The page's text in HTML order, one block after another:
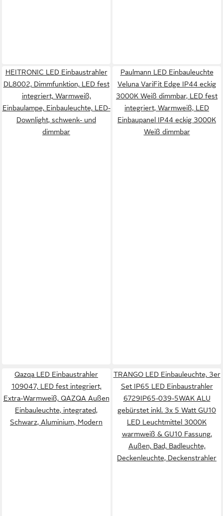
HEITRONIC LED Einbaustrahler
DL8002, Dimmfunktion, LED fest
integriert, Warmweiß,
Einbaulampe, Einbauleuchte, LED-
Downlight, schwenk- und
dimmbar
Paulmann LED Einbauleuchte
Veluna VariFit Edge IP44 eckig
3000K Weiß dimmbar, LED fest
integriert, Warmweiß, LED
Einbaupanel IP44 eckig 3000K
Weiß dimmbar
Qazqa LED Einbaustrahler
109047, LED fest integriert,
Extra-Warmweiß, QAZQA Außen
Einbau­leuchte, integrated,
Schwarz, Aluminium, Modern
TRANGO LED Einbauleuchte, 3er
Set IP65 LED Einbaustrahler
6729IP65-039-5WAK ALU
gebürstet inkl. 3x 5 Watt GU10
LED Leuchtmittel 3000K
warmweiß & GU10 Fassung,
Außen, Bad, Badleuchte,
Deckenleuchte, Deckenstrahler